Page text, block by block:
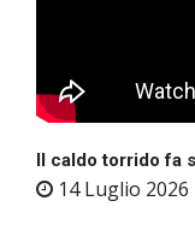
Il caldo torrido fa
14 Luglio 2026